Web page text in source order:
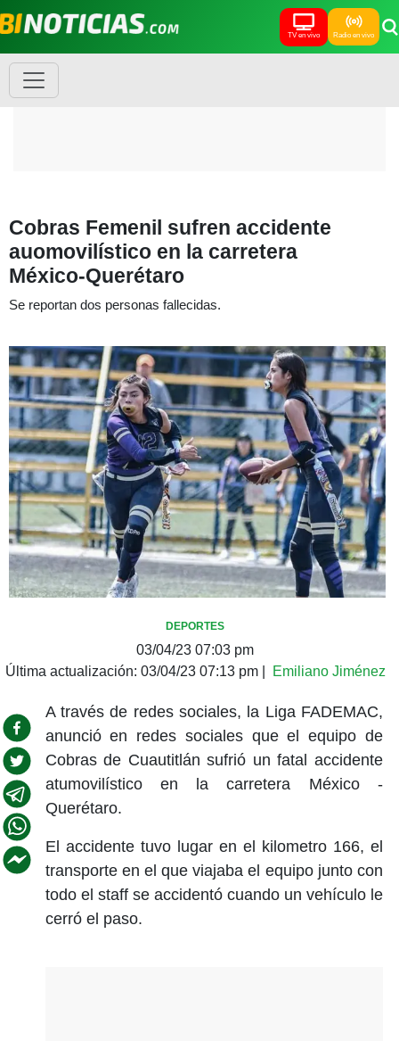
TV en vivo Radio en vivo
Cobras Femenil sufren accidente
auomovilístico en la carretera
México-Querétaro
Se reportan dos personas fallecidas.
DEPORTES
03/04/23 07:03 pm
Última actualización: 03/04/23 07:13 pm| Emiliano Jiménez
A través de redes sociales, la Liga FADEMAC,
anunció en redes sociales que el equipo de
Cobras de Cuautitlán sufrió un fatal accidente
atumovilístico en la carretera México -
Querétaro.
El accidente tuvo lugar en el kilometro 166, el
transporte en el que viajaba el equipo junto con
todo el staff se accidentó cuando un vehículo le
cerró el paso.